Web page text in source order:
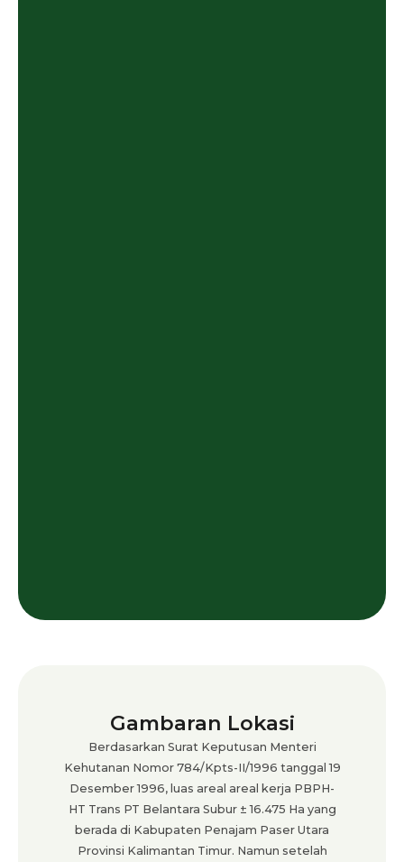
Gambaran Lokasi
Berdasarkan Surat Keputusan Menteri
Kehutanan Nomor 784/Kpts-II/1996 tanggal 19
Desember 1996, luas areal areal kerja PBPH-
HT Trans PT Belantara Subur ± 16.475 Ha yang
berada di Kabupaten Penajam Paser Utara
Provinsi Kalimantan Timur. Namun setelah